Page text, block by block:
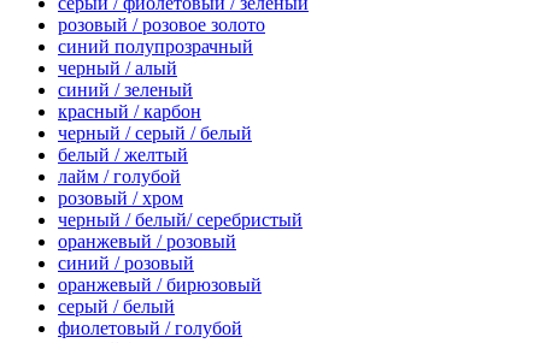
розовый / розовое золото
синий полупрозрачный
черный / алый
синий / зеленый
красный / карбон
черный / серый / белый
белый / желтый
лайм / голубой
розовый / хром
черный / белый/ серебристый
оранжевый / розовый
синий / розовый
оранжевый / бирюзовый
серый / белый
фиолетовый / голубой